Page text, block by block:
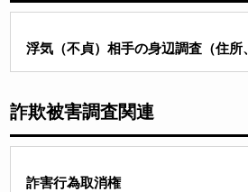
浮気（不貞）相手の身辺調査（住所
詐欺被害調査関連
詐害行為取消権